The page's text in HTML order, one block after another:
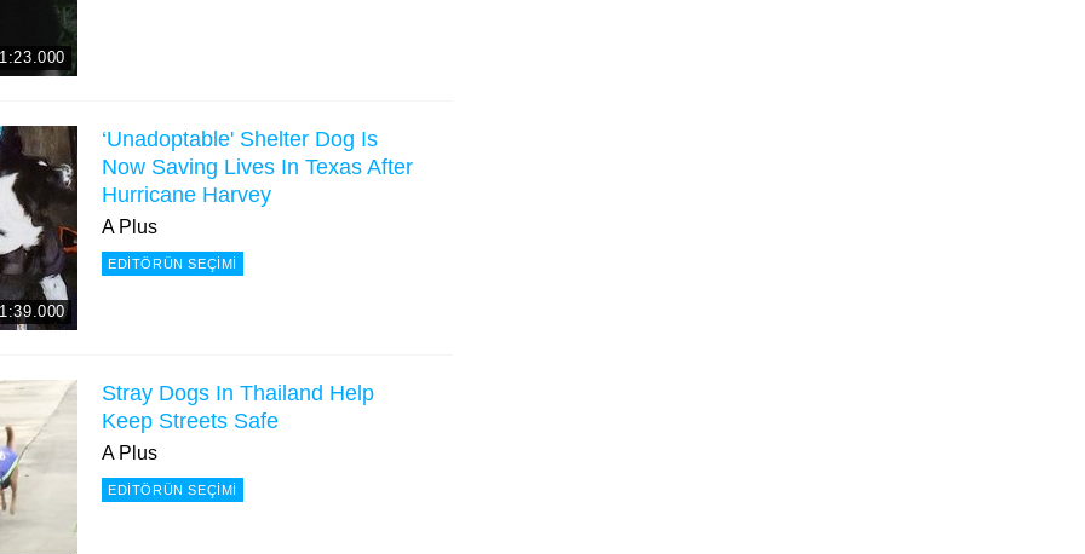
‘Unadoptable' Shelter Dog Is
Now Saving Lives In Texas After
Hurricane Harvey
A Plus
EDITÖRÜN SEÇIMI
Stray Dogs In Thailand Help
Keep Streets Safe
A Plus
EDITÖRÜN SEÇIMI